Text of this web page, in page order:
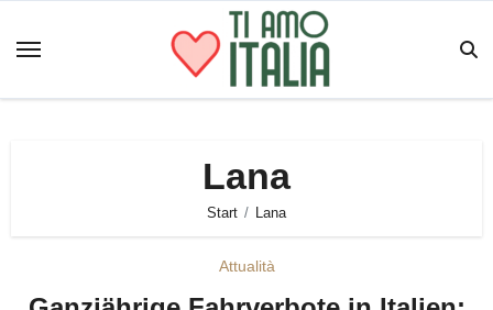
Inhalt
Lana
Start Lana
Attualità